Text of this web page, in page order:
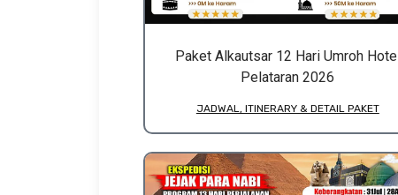
Paket Alkautsar 12 Hari Umroh Hotel
Pelataran 2026
JADWAL, ITINERARY & DETAIL PAKET